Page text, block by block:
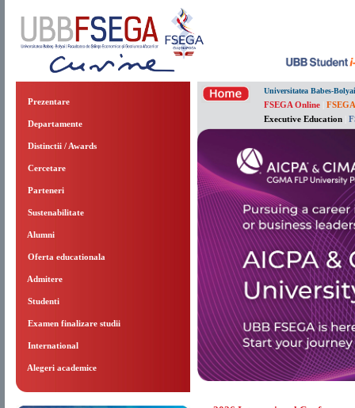
Prezentare
Departamente
Distinctii / Awards
Cercetare
Parteneri
Sustenabilitate
Alumni
Oferta educationala
Admitere
Studenti
Examen finalizare studii
International
Alegeri academice
Universitatea Babes-Bolyai
FSEGA Online
Executive Education